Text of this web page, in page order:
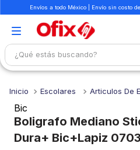
Envíos a todo México | Envío sin costo
¿Qué estás buscando?
Escolares Articulos De
Bic
Boligrafo Mediano
Dura+ Bic+Lapiz
1.
mochilas
2.
libretas
3.
cuaderno